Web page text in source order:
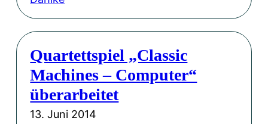
e
r
S
e
i
t
F
a
c
e
b
o
o
g
i
t
A
n
Quartettspiel „Classic
Machines – Computer“
überarbeitet
13. Juni 2014